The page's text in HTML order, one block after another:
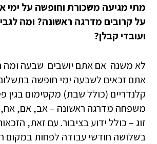
מתי מגיעה משכורת וחופשה על ימי
על קרובים מדרגה ראשונה? ומה לגבי
ועובדי קבלן?
לא משנה אם אתם יושבים שבעה
אתם זכאים לשבעה ימי חופשה
קלנדריים (כולל שבת) מקסימום בגין
משפחה מדרגה ראשונה – אב, אם, אח,
זוג – כולל ידוע בציבור. עם זאת,
בשלושה חודשי עבודה לפחות במקום